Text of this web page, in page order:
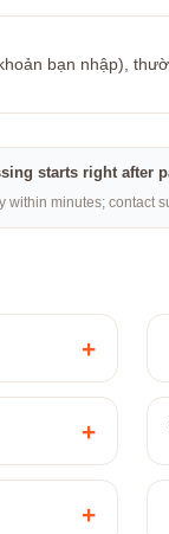
bạn nhập),
starts right
minutes; contact
+
+
+